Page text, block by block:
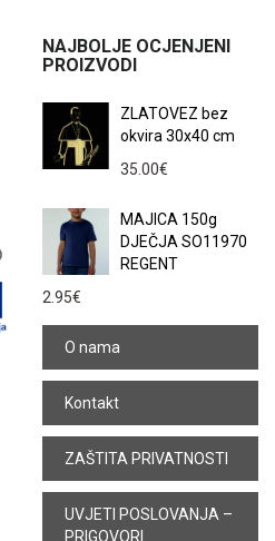
NAJBOLJE OCJENJENI
PROIZVODI
ZLATOVEZ bez
okvira 30x40 cm
35.00€
MAJICA 150g
DJEČJA SO11970
REGENT
2.95€
O nama
Kontakt
ZAŠTITA PRIVATNOSTI
UVJETI POSLOVANJA –
PRIGOVORI